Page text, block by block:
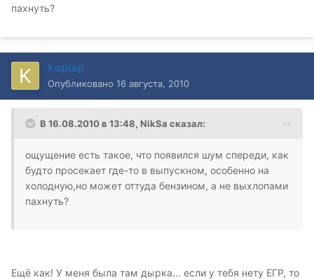
пахнуть?
koplap
Опубликовано 16 августа, 2010
В 16.08.2010 в 13:48, NikSa сказал:
ощущение есть такое, что появился шум спереди, как
будто просекает где-то в выпускном, особенно на
холодную,но может оттуда бензином, а не выхлопами
пахнуть?
Ещё как! У меня была там дырка... если у тебя нету ЕГР, то